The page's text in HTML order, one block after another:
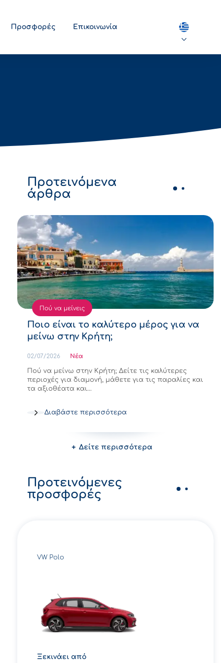
Προσφορές Επικοινωνία
Προτεινόμενα
άρθρα
Πού να μείνεις
Ποιο είναι το καλύτερο μέρος για να
μείνω στην Κρήτη;
02/07/2026 Νέα
Πού να μείνω στην Κρήτη; Δείτε τις καλύτερες
περιοχές για διαμονή, μάθετε για τις παραλίες και
τα αξιοθέατα και…
Διαβάστε περισσότερα
Δείτε περισσότερα
Προτεινόμενες
προσφορές
VW Polo
Ξεκινάει από